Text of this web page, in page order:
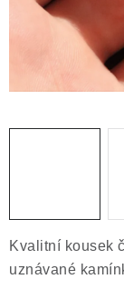
Obchodní
Poučení o právu
Puncovní značky
Kontakt
Kvalitní kousek
uznávané